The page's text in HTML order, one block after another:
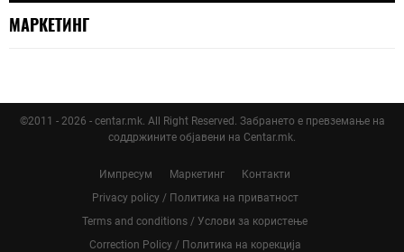
МАРКЕТИНГ
©2011 - 2026 - centar.mk. All Right Reserved. Забрането е превземање на
соддржините објавени на Centar.mk.
Импресум Маркетинг
Контакти
Privacy policy / Политика на приватност
Terms and conditions / Услови за користење
Correction Policy / Политика на корекција